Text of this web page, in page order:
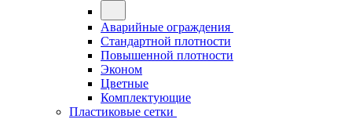
Аварийные ограждения
Стандартной плотности
Повышенной плотности
Эконом
Цветные
Комплектующие
Пластиковые сетки